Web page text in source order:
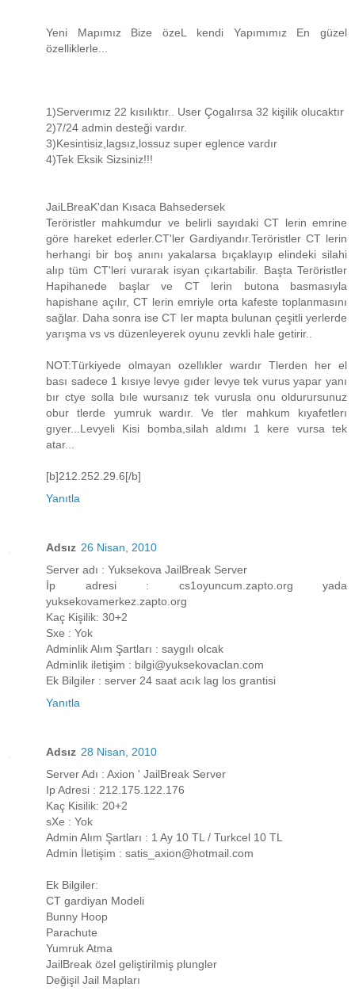
Yeni Mapımız Bize özeL kendi Yapımımız En güzel
özelliklerle...
1)Serverımız 22 kısılıktır.. User Çogalırsa 32 kişilik olucaktır
2)7/24 admin desteği vardır.
3)Kesintisiz,lagsız,lossuz super eglence vardır
4)Tek Eksik Sizsiniz!!!
JaiLBreaK'dan Kısaca Bahsedersek
Teröristler mahkumdur ve belirli sayıdaki CT lerin emrine
göre hareket ederler.CT'ler Gardiyandır.Teröristler CT lerin
herhangi bir boş anını yakalarsa bıçaklayıp elindeki silahi
alıp tüm CT'leri vurarak isyan çıkartabilir. Başta Teröristler
Hapihanede başlar ve CT lerin butona basmasıyla
hapishane açılır, CT lerin emriyle orta kafeste toplanmasını
sağlar. Daha sonra ise CT ler mapta bulunan çeşitli yerlerde
yarışma vs vs düzenleyerek oyunu zevkli hale getirir..
NOT:Türkiyede olmayan ozellıkler wardır Tlerden her el
bası sadece 1 kısıye levye gıder levye tek vurus yapar yanı
bır ctye solla bıle wursanız tek vurusla onu oldurursunuz
obur tlerde yumruk wardır. Ve tler mahkum kıyafetlerı
gıyer...Levyeli Kisi bomba,silah aldımı 1 kere vursa tek
atar...
[b]212.252.29.6[/b]
Yanıtla
Adsız 26 Nisan, 2010
Server adı : Yuksekova JailBreak Server
İp adresi : cs1oyuncum.zapto.org yada
yuksekovamerkez.zapto.org
Kaç Kişilik: 30+2
Sxe : Yok
Adminlik Alım Şartları : saygılı olcak
Adminlik iletişim : bilgi@yuksekovaclan.com
Ek Bilgiler : server 24 saat acık lag los grantisi
Yanıtla
Adsız 28 Nisan, 2010
Server Adı : Axion ' JailBreak Server
Ip Adresi : 212.175.122.176
Kaç Kisilik: 20+2
sXe : Yok
Admin Alım Şartları : 1 Ay 10 TL / Turkcel 10 TL
Admin İletişim : satis_axion@hotmail.com
Ek Bilgiler:
CT gardiyan Modeli
Bunny Hoop
Parachute
Yumruk Atma
JailBreak özel geliştirilmiş plungler
Değişil Jail Mapları